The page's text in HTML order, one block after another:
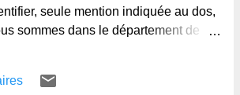
seule mention indiquée au dos,
sommes dans le département de